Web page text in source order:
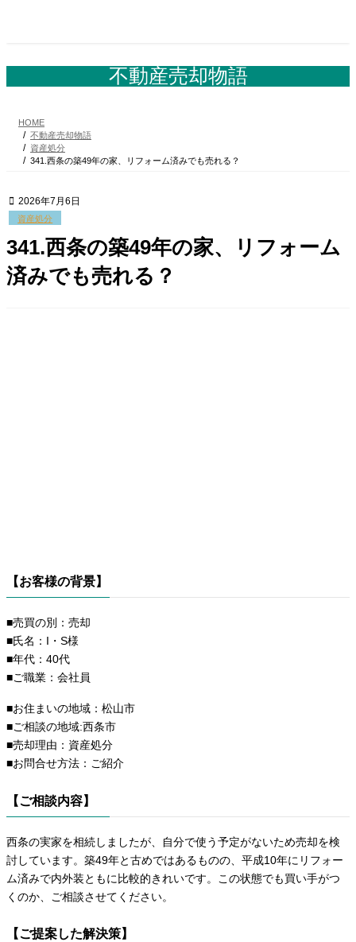
ツ
シ
不動産売却物語
HOME
不動産売却物語
資産処分
341.西条の築49年の家、リフォーム済みでも売れる？
2026年7月6日
資産処分
341.西条の築49年の家、リフォーム
済みでも売れる？
【お客様の背景】
■売買の別：売却
■氏名：I・S様
■年代：40代
■ご職業：会社員
■お住まいの地域：松山市
■ご相談の地域:西条市
■売却理由：資産処分
■お問合せ方法：ご紹介
【ご相談内容】
西条の実家を相続しましたが、自分で使う予定がないため売却を検
討しています。築49年と古めではあるものの、平成10年にリフォー
ム済みで内外装ともに比較的きれいです。この状態でも買い手がつ
くのか、ご相談させてください。
【ご提案した解決策】